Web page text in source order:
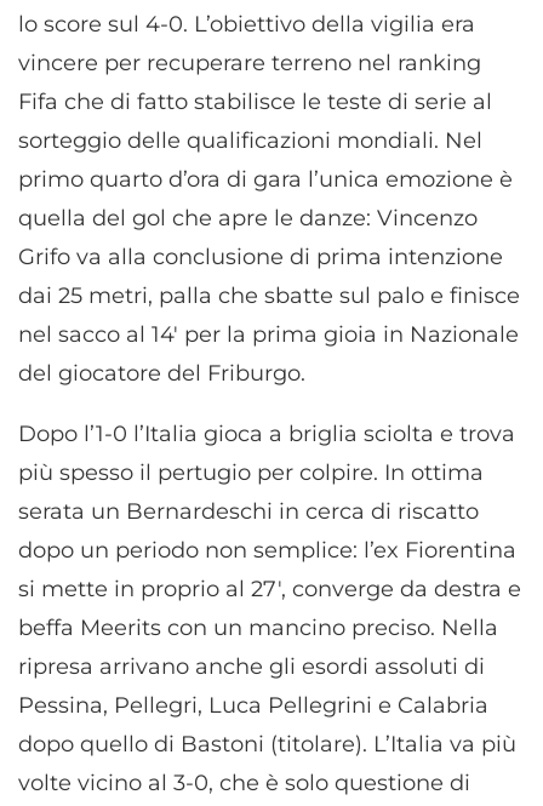
lo score sul 4-0. L’obiettivo della vigilia era
vincere per recuperare terreno nel ranking
Fifa che di fatto stabilisce le teste di serie al
sorteggio delle qualificazioni mondiali. Nel
primo quarto d’ora di gara l’unica emozione è
quella del gol che apre le danze: Vincenzo
Grifo va alla conclusione di prima intenzione
dai 25 metri, palla che sbatte sul palo e finisce
nel sacco al 14′ per la prima gioia in Nazionale
del giocatore del Friburgo.
Dopo l’1-0 l’Italia gioca a briglia sciolta e trova
più spesso il pertugio per colpire. In ottima
serata un Bernardeschi in cerca di riscatto
dopo un periodo non semplice: l’ex Fiorentina
si mette in proprio al 27′, converge da destra e
beffa Meerits con un mancino preciso. Nella
ripresa arrivano anche gli esordi assoluti di
Pessina, Pellegri, Luca Pellegrini e Calabria
dopo quello di Bastoni (titolare). L’Italia va più
volte vicino al 3-0, che è solo questione di